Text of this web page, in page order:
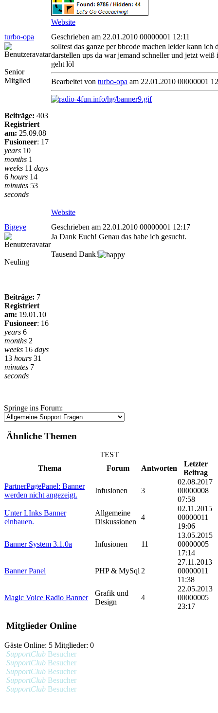
Website
turbo-opa
Geschrieben am 22.01.2010 00000001 12:11
Senior
Mitglied
Beiträge: 403
Registriert
am: 25.09.08
Fusioneer: 17
years 10
months 1
weeks 11 days
6 hours 14
minutes 53
seconds
solltest das ganze per bbcode machen leider kann
darstellen ups da war jemand schneller und jetzt
geht löl
Bearbeitet von turbo-opa am 22.01.2010 00000001
Website
Bigeye
Geschrieben am 22.01.2010 00000001 12:17
Neuling
Beiträge: 7
Registriert
am: 19.01.10
Fusioneer: 16
years 6
months 2
weeks 16 days
13 hours 31
minutes 7
seconds
Ja Dank Euch! Genau das habe ich gesucht.
Tausend Dank!
Springe ins Forum:
Ähnliche Themen
TEST
Thema
Forum Antworten
Letzter
Beitrag
PartnerPagePanel: Banner
werden nicht angezeigt.
Infusionen 3
02.08.2017
00000008
07:58
Unter LInks Banner
einbauen.
Allgemeine
Diskussionen
4
02.11.2015
00000011
19:06
Banner System 3.1.0a Infusionen 11
13.05.2015
00000005
17:14
Banner Panel PHP & MySql2
27.11.2013
00000011
11:38
Magic Voice Radio Banner
Grafik und
Design
4
22.05.2013
00000005
23:17
Mitglieder Online
Gäste Online: 5 Mitglieder: 0
SupportClub Besucher
SupportClub Besucher
SupportClub Besucher
SupportClub Besucher
SupportClub Besucher